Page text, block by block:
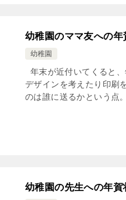
幼稚園のママ友への
幼稚園
年末が近付いてくると
デザインを考えたり印刷
のは誰に送るかという
幼稚園の先生への年